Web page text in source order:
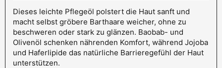
Dieses leichte Pflegeöl polstert die Haut sanft und
macht selbst gröbere Barthaare weicher, ohne zu
beschweren oder stark zu glänzen. Baobab- und
Olivenöl schenken nährenden Komfort, während Jojoba
und Haferlipide das natürliche Barrieregefühl der Haut
unterstützen.